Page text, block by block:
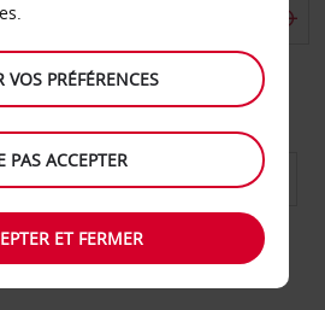
agence de retour
DATE DE RETOUR
VOS PRÉFÉRENCES
PAS ACCEPTER
ET FERMER